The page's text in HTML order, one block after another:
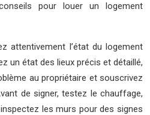
pour louer un logement
attentivement l’état du logement
un état des lieux précis et détaillé,
au propriétaire et souscrivez
de signer, testez le chauffage,
les murs pour des signes